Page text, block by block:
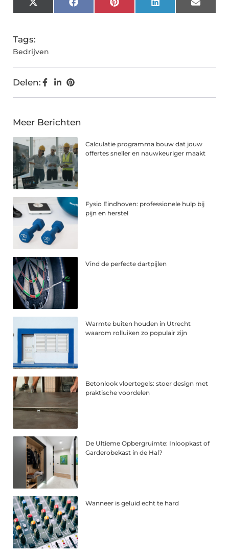
X
(Twitter)
FacebookPinterestLinkedInEmail
Tags:
Bedrijven
Delen:
Meer Berichten
Calculatie programma bouw dat jouw
offertes sneller en nauwkeuriger maakt
Fysio Eindhoven: professionele hulp bij
pijn en herstel
Vind de perfecte dartpijlen
Warmte buiten houden in Utrecht
waarom rolluiken zo populair zijn
Betonlook vloertegels: stoer design met
praktische voordelen
De Ultieme Opbergruimte: Inloopkast of
Garderobekast in de Hal?
Wanneer is geluid echt te hard